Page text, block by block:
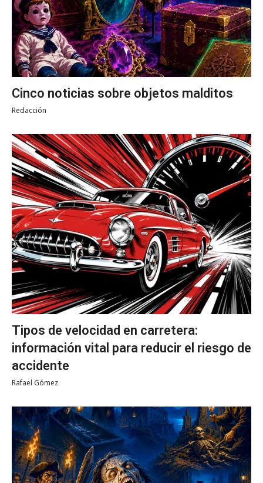
Cinco noticias sobre objetos malditos
Redacción
Tipos de velocidad en carretera:
información vital para reducir el riesgo de
accidente
Rafael Gómez